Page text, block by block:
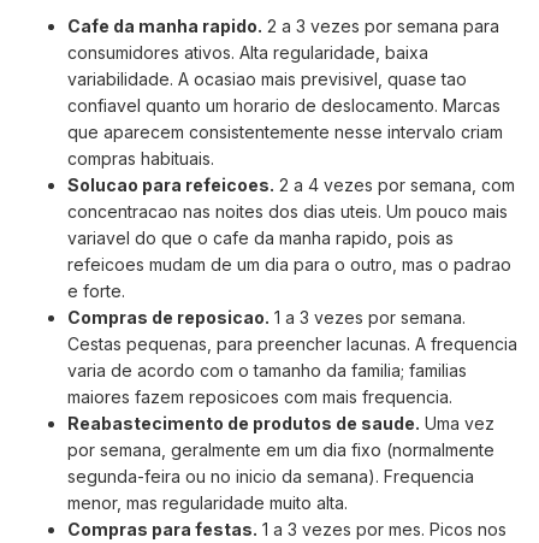
Cafe da manha rapido. 2 a 3 vezes por semana para
consumidores ativos. Alta regularidade, baixa
variabilidade. A ocasiao mais previsivel, quase tao
confiavel quanto um horario de deslocamento. Marcas
que aparecem consistentemente nesse intervalo criam
compras habituais.
Solucao para refeicoes. 2 a 4 vezes por semana, com
concentracao nas noites dos dias uteis. Um pouco mais
variavel do que o cafe da manha rapido, pois as
refeicoes mudam de um dia para o outro, mas o padrao
e forte.
Compras de reposicao. 1 a 3 vezes por semana.
Cestas pequenas, para preencher lacunas. A frequencia
varia de acordo com o tamanho da familia; familias
maiores fazem reposicoes com mais frequencia.
Reabastecimento de produtos de saude. Uma vez
por semana, geralmente em um dia fixo (normalmente
segunda-feira ou no inicio da semana). Frequencia
menor, mas regularidade muito alta.
Compras para festas. 1 a 3 vezes por mes. Picos nos